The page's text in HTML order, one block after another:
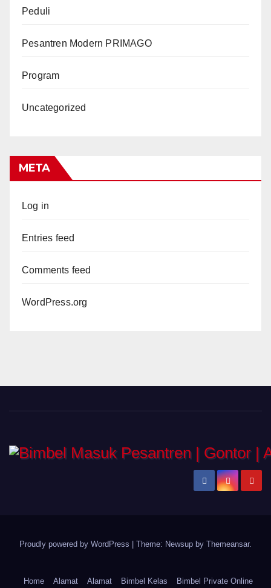
Peduli
Pesantren Modern PRIMAGO
Program
Uncategorized
META
Log in
Entries feed
Comments feed
WordPress.org
Proudly powered by WordPress Theme: Newsup by Themeansar.
Home Alamat Alamat Bimbel Kelas Bimbel Private Online